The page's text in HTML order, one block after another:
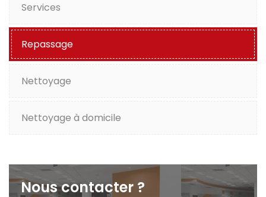
Services
Repassage
Nettoyage
Nettoyage à domicile
Nous contacter ?